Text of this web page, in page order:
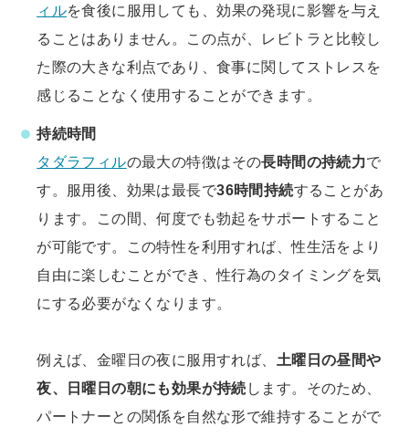
ィルを食後に服用しても、効果の発現に影響を与え
ることはありません。この点が、レビトラと比較し
た際の大きな利点であり、食事に関してストレスを
感じることなく使用することができます。
持続時間
タダラフィルの最大の特徴はその長時間の持続力で
す。服用後、効果は最長で36時間持続することがあ
ります。この間、何度でも勃起をサポートすること
が可能です。この特性を利用すれば、性生活をより
自由に楽しむことができ、性行為のタイミングを気
にする必要がなくなります。
例えば、金曜日の夜に服用すれば、 土曜日の昼間や
夜、日曜日の朝にも効果が持続 します。そのため、
パートナーとの関係を自然な形で維持することがで